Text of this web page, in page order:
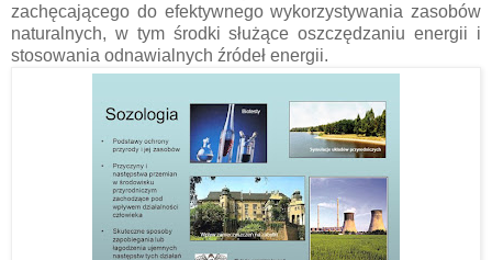
zachęcającego do efektywnego wykorzystywania zasobów
naturalnych, w tym środki służące oszczędzaniu energii i
stosowania odnawialnych źródeł energii.